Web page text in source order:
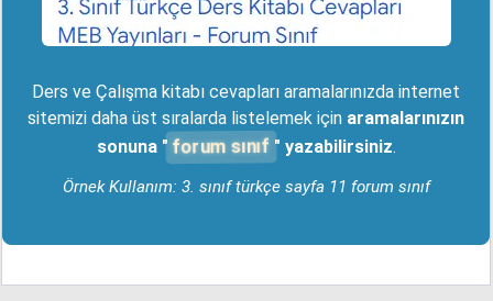
Ders ve Çalışma kitabı cevapları aramalarınızda internet
sitemizi daha üst sıralarda listelemek için aramalarınızın
sonuna " forum sınıf " yazabilirsiniz.
Örnek Kullanım: 3. sınıf türkçe sayfa 11 forum sınıf